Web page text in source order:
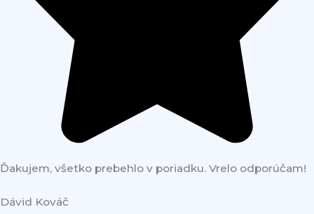
Ďakujem, všetko prebehlo v poriadku. Vrelo odporúčam!
Dávid Kováč